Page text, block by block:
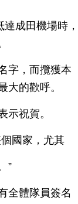
成田機場時，
字，而攬獲本
大的歡呼。
示祝賀。
國家，尤其
”
全體隊員簽名